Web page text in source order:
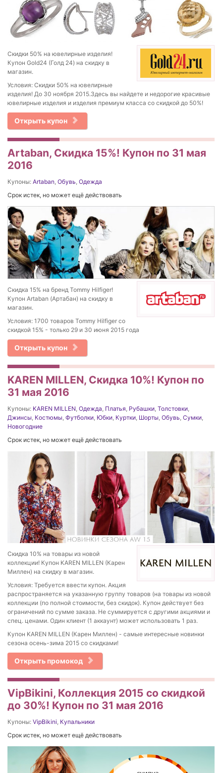
Скидки 50% на ювелирные изделия!
Купон Gold24 (Голд 24) на скидку в
магазин.
Условия: Скидки 50% на ювелирные
изделия! До 30 ноября 2015.Здесь вы найдете и недорогие красивые
ювелирные изделия и изделия премиум класса со скидкой до 50%!
Открыть купон
Artaban, Скидка 15%! Купон по 31 мая
2016
Купоны: Artaban Обувь Одежда
Срок истек, но может ещё действовать
Скидка 15% на бренд Tommy Hilfiger!
Купон Artaban (Артабан) на скидку в
магазин.
Условия: 1700 товаров Tommy Hilfiger со
скидкой 15% - только 29 и 30 июня 2015 года
Открыть купон
KAREN MILLEN, Скидка 10%! Купон по
31 мая 2016
Купоны: KAREN MILLEN Одежда Платья Рубашки Толстовки
Джинсы Костюмы Футболки Юбки Куртки Шорты Обувь Сумки
Новогодние
Срок истек, но может ещё действовать
Скидка 10% на товары из новой
коллекции! Купон KAREN MILLEN (Карен
Миллен) на скидку в магазин.
Условия: Требуется ввести купон. Акция
распространяется на указанную группу товаров (на товары из новой
коллекции (по полной стоимости, без скидок). Купон действует без
ограничений по сумме заказа. Не суммируется с другими акциями и
спец. ценами. Один клиент (1 аккаунт) может использовать 1 раз.
Купон KAREN MILLEN (Карен Миллен) - самые интересные новинки
сезона осень-зима 2015 со скидками!
Открыть промокод
VipBikini, Коллекция 2015 со скидкой
до 30%! Купон по 31 мая 2016
Купоны: VipBikini Купальники
Срок истек, но может ещё действовать